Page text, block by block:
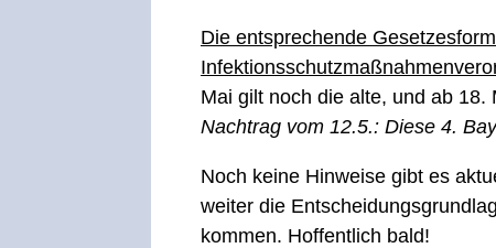
Die entsprechende
Mai gilt noch die alte, und ab
Nachtrag vom 12.5.: Diese 4.
Noch keine Hinweise gibt es
weiter die
kommen. Hoffentlich bald!